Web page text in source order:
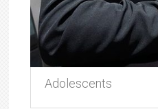
Adolescents